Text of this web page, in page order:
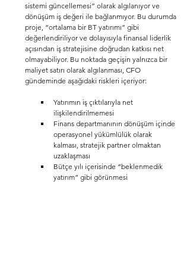
sistemi güncellemesi” olarak algılanıyor ve
dönüşüm iş değeri ile bağlanmıyor. Bu durumda
proje, “ortalama bir BT yatırımı” gibi
değerlendiriliyor ve dolayısıyla finansal liderlik
açısından iş stratejisine doğrudan katkısı net
olmayabiliyor. Bu noktada geçişin yalnızca bir
maliyet satırı olarak algılanması, CFO
gündeminde aşağıdaki riskleri içeriyor:
Yatırımın iş çıktılarıyla net
ilişkilendirilmemesi
Finans departmanının dönüşüm içinde
operasyonel yükümlülük olarak
kalması, stratejik partner olmaktan
uzaklaşması
Bütçe yılı içerisinde “beklenmedik
yatırım” gibi görünmesi